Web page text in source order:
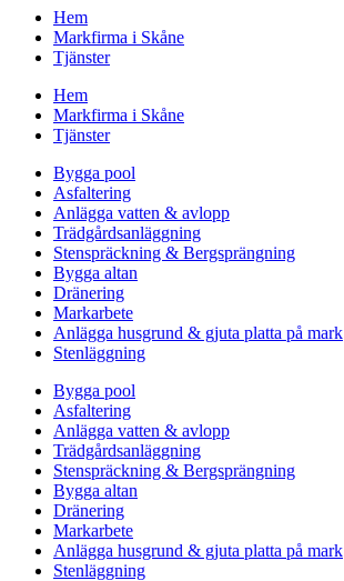
Hem
Markfirma i Skåne
Tjänster
Hem
Markfirma i Skåne
Tjänster
Bygga pool
Asfaltering
Anlägga vatten & avlopp
Trädgårdsanläggning
Stenspräckning & Bergsprängning
Bygga altan
Dränering
Markarbete
Anlägga husgrund & gjuta platta på mark
Stenläggning
Bygga pool
Asfaltering
Anlägga vatten & avlopp
Trädgårdsanläggning
Stenspräckning & Bergsprängning
Bygga altan
Dränering
Markarbete
Anlägga husgrund & gjuta platta på mark
Stenläggning